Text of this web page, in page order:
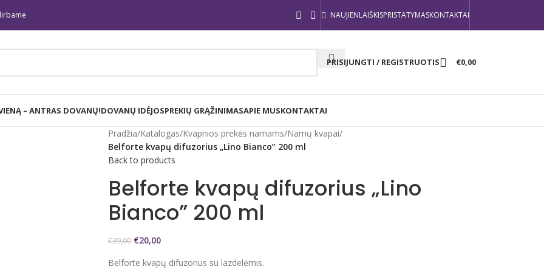
NAUJIENLAIŠKISPRISTATYMASKONTAKTAI
PRISIJUNGTI / REGISTRUOTIS €0,00
– ANTRAS DOVANŲ!DOVANŲ IDĖJOSPREKIŲ GRĄŽINIMASAPIE MUSKONTAKTAI
Pradžia/Katalogas/Kvapnios prekės namams/Namų kvapai/
Belforte kvapų difuzorius „Lino Bianco” 200 ml
Back to products
Belforte kvapų difuzorius „Lino
Bianco” 200 ml
€39,00 €20,00
Belforte kvapų difuzorius su lazdelėmis.